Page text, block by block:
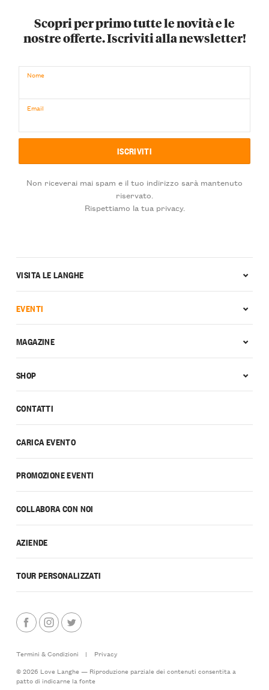
Scopri per primo tutte le novità e le
nostre offerte. Iscriviti alla newsletter!
Nome
Email
Non riceverai mai spam e il tuo indirizzo sarà mantenuto
riservato.
Rispettiamo la tua privacy.
CONTATTI
CARICA EVENTO
PROMOZIONE EVENTI
COLLABORA CON NOI
AZIENDE
TOUR PERSONALIZZATI
VISITA LE LANGHE
EVENTI
MAGAZINE
SHOP
Termini & Condizioni |
Privacy
© 2026 Love Langhe — Riproduzione parziale dei contenuti consentita a
patto di indicarne la fonte